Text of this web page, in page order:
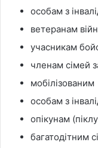
особам з
ветеранам
учасникам
членам сімей
мобілізованим
особам з
опікунам
багатодітним